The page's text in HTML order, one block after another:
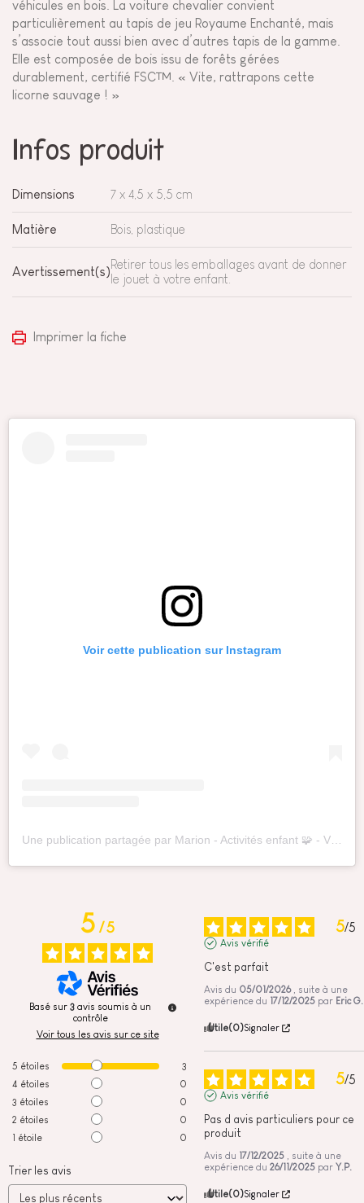
véhicules en bois. La voiture chevalier convient
particulièrement au tapis de jeu Royaume Enchanté, mais
s’associe tout aussi bien avec d’autres tapis de la gamme.
Elle est composée de bois issu de forêts gérées
durablement, certifié FSC™. « Vite, rattrapons cette
licorne sauvage ! »
Infos produit
Dimensions 7 x 4,5 x 5,5 cm
Matière Bois, plastique
Avertissement(s)
Retirer tous les emballages avant de donner
le jouet à votre enfant.
Imprimer la fiche
Voir cette publication sur Instagram
Une publication partagée par Marion - Activités enfant 🧩 - Vie de Maman (@grandir.en.samusant)
5/5
Basé sur 3 avis soumis à un
contrôle
Voir tous les avis sur ce site
5 étoiles
3
4 étoiles
0
3 étoiles
0
2 étoiles
0
1 étoile 0
Trier les avis
5/5
Avis vérifié
C'est parfait
Avis du 05/01/2026 , suite à une
expérience du 17/12/2025 par Eric G.
Utile(0)Signaler
5/5
Avis vérifié
Pas d avis particuliers pour ce
produit
Avis du 17/12/2025 , suite à une
expérience du 26/11/2025 par Y.P.
Utile(0)Signaler